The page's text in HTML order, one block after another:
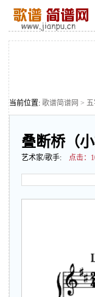
当前位置: 歌谱简谱网 >
叠断桥（
艺术家/歌手: 点击：